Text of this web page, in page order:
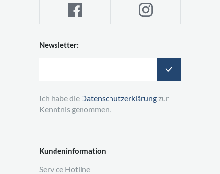
Kundeninformation
Service Hotline
Newsletter:
Ich habe die Datenschutzerklärung zur
Kenntnis genommen.